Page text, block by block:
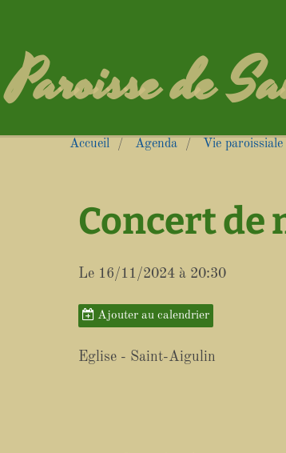
Paroisse de
Accueil Agenda Vie paroissiale
Concert de
Le 16/11/2024 à 20:30
Ajouter au calendrier
Eglise - Saint-Aigulin